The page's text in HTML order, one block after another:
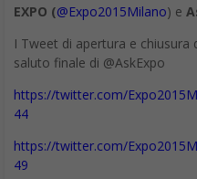
entusiasti. Sì, servono persone
emozioni, che facciano alzare
Altrimenti l’innovazione perde
azioni e quindi problemi. –
converso i pericoli di certe
sono complementari e si
di team/community. –
basta solo la conversazione